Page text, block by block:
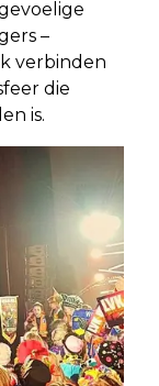
–
verbinden
die
is.